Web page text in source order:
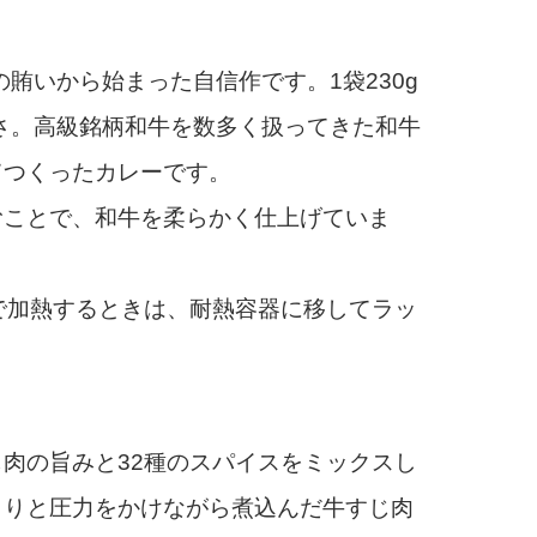
いから始まった自信作です。1袋230g
高級銘柄和牛を数多く扱ってきた和牛
くったカレーです。
で、和牛を柔らかく仕上げていま
熱するときは、耐熱容器に移してラッ
の旨みと32種のスパイスをミックスし
と圧力をかけながら煮込んだ牛すじ肉